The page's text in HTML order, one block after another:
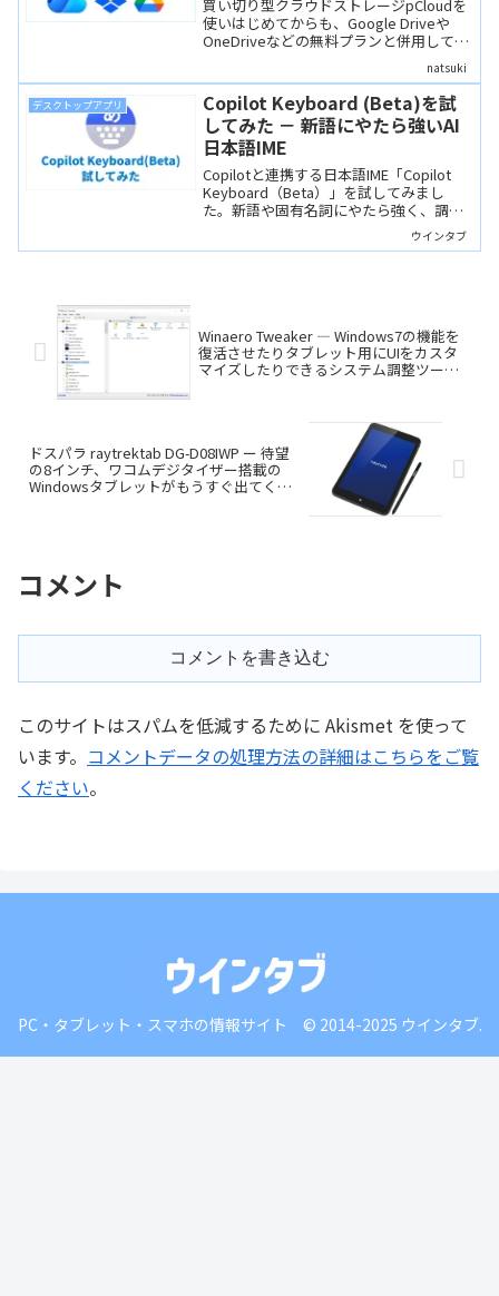
買い切り型クラウドストレージpCloudを
使いはじめてからも、Google Driveや
OneDriveなどの無料プランと併用してい
ます。ベースのデータをpCloudに置き、
各種端末との共有は容量が少ないGoogle
DriveやOneDriveなどの無料プランを使
うことで、データの仕分けやタスク管理
を行っています。１つの活用事例とし
て、参考になればと思います。
natsuki
デスクトップアプリ
Copilot Keyboard (Beta)を試
してみた － 新語にやたら強いAI
日本語IME
Copilotと連携する日本語IME「Copilot
Keyboard（Beta）」を試してみまし
た。新語や固有名詞にやたら強く、調べ
ものがはかどりそうです。ただ、UIには
ベータ版らしい粗さも少々感じられまし
ウインタブ
Winaero Tweaker ― Windows7の機能を
復活させたりタブレット用にUIをカスタ
マイズしたりできるシステム調整ツール
ドスパラ raytrektab DG-D08IWP ー 待望
の8インチ、ワコムデジタイザー搭載の
Windowsタブレットがもうすぐ出てくる
コメント
コメントを書き込む
このサイトはスパムを低減するために Akismet を使って
います。 コメントデータの処理方法の詳細はこちらをご覧
ください。
PC・タブレット・スマホの情報サイト © 2014-2025 ウインタブ.